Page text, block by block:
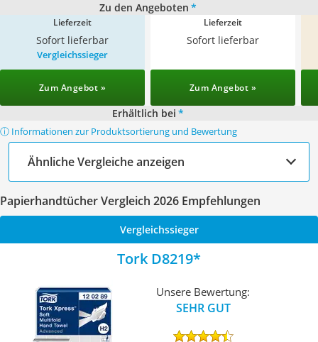
Zu den Angeboten *
Lieferzeit
Sofort lieferbar
Lieferzeit
Sofort lieferbar
Vergleichssieger
Zum Angebot » Zum Angebot »
Erhältlich bei *
ⓘ Informationen zur Produktsortierung und Bewertung
Ähnliche Vergleiche anzeigen
Papierhandtücher Vergleich 2026 Empfehlungen
Vergleichssieger
Tork D8219
Unsere Bewertung:
SEHR GUT